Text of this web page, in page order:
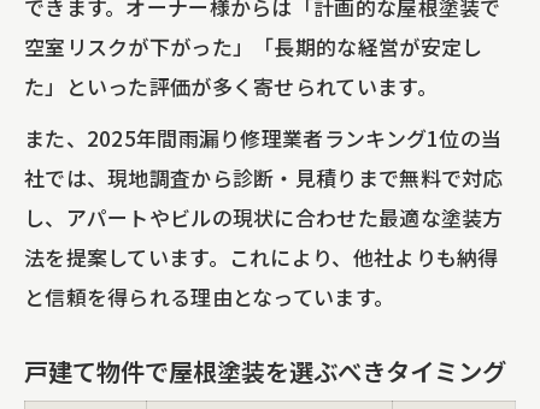
できます。オーナー様からは「計画的な屋根塗装で
空室リスクが下がった」「長期的な経営が安定し
た」といった評価が多く寄せられています。
また、2025年間雨漏り修理業者ランキング1位の当
社では、現地調査から診断・見積りまで無料で対応
し、アパートやビルの現状に合わせた最適な塗装方
法を提案しています。これにより、他社よりも納得
と信頼を得られる理由となっています。
戸建て物件で屋根塗装を選ぶべきタイミング